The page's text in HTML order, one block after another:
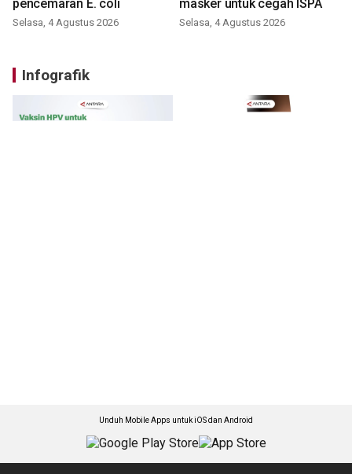
pencemaran E. coli
Selasa, 4 Agustus 2026
masker untuk cegah ISPA
Selasa, 4 Agustus 2026
Infografik
Unduh Mobile Apps untuk iOS dan Android